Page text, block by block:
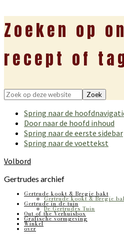
Zoeken op
recept of
Zoek
deze
website
Spring naar de
Door naar de hoofd inhoud
Spring naar de eerste sidebar
Spring naar de voettekst
Volbord
Gertrudes archief
Gertrude kookt & Bregje bakt
Gertrude kookt & Bregje
Gertrude in de tuin
De Gertrudes Tuin
Out of the Verhuisbox
Grafische vormgeving
Winkel
over